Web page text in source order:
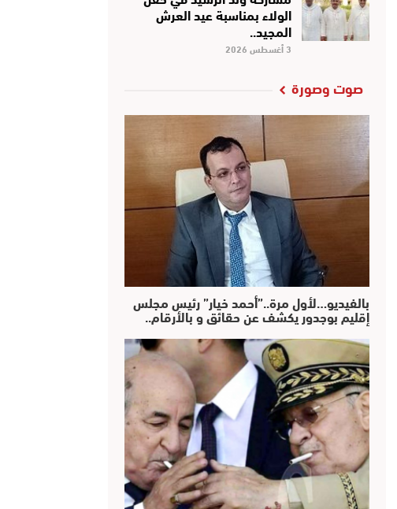
الولاء بمناسبة عيد العرش
المجيد..
3 أغسطس 2026
صوت وصورة
بالفيديو…لأول مرة..”أحمد خيار” رئيس مجلس
إقليم بوجدور يكشف عن حقائق و بالأرقام..